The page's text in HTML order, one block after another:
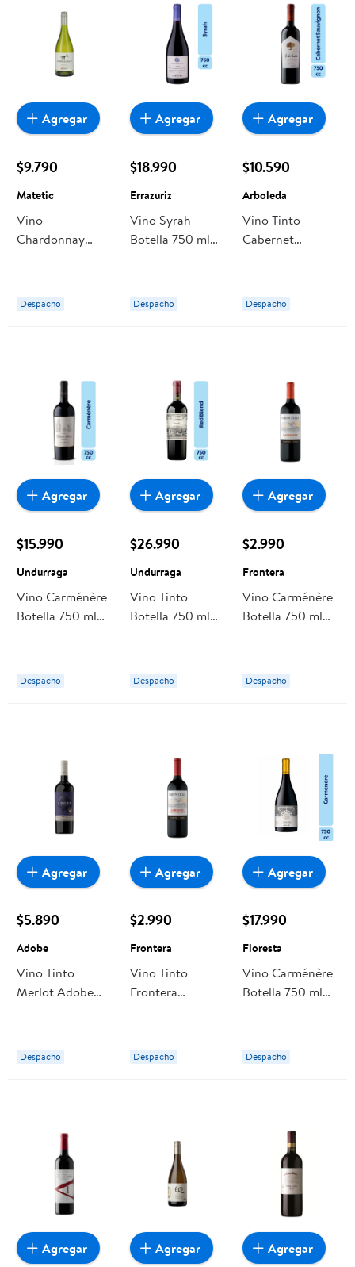
$9.790
Matetic
Vino
Chardonnay
Despacho
Agregar
$18.990
Errazuriz
Vino Syrah
Botella 750 ml
Despacho
Agregar
$10.590
Arboleda
Vino Tinto
Cabernet
Despacho
Agregar
$15.990
Undurraga
Vino Carménère
Botella 750 ml
Despacho
Agregar
$26.990
Undurraga
Vino Tinto
Botella 750 ml
Despacho
Agregar
$2.990
Frontera
Vino Carménère
Botella 750 ml
Despacho
Agregar
$5.890
Adobe
Vino Tinto
Merlot Adobe
Despacho
Agregar
$2.990
Frontera
Vino Tinto
Frontera
Botella
Despacho
Agregar
$17.990
Floresta
Vino Carménère
Botella 750 ml
Despacho
Agregar
Agregar Agregar Agregar